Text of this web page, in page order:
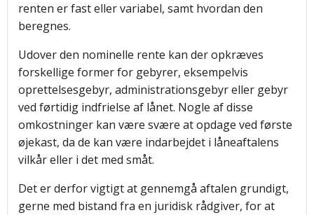
renten er fast eller variabel, samt hvordan den
beregnes.
Udover den nominelle rente kan der opkræves
forskellige former for gebyrer, eksempelvis
oprettelsesgebyr, administrationsgebyr eller gebyr
ved førtidig indfrielse af lånet. Nogle af disse
omkostninger kan være svære at opdage ved første
øjekast, da de kan være indarbejdet i låneaftalens
vilkår eller i det med småt.
Det er derfor vigtigt at gennemgå aftalen grundigt,
gerne med bistand fra en juridisk rådgiver, for at